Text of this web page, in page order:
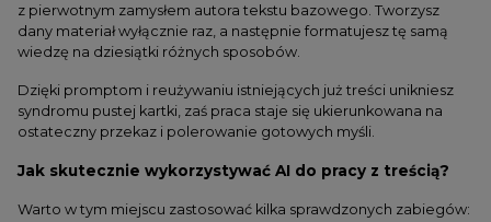
z pierwotnym zamysłem autora tekstu bazowego. Tworzysz
dany materiał wyłącznie raz, a następnie formatujesz tę samą
wiedzę na dziesiątki różnych sposobów.
Dzięki promptom i reużywaniu istniejących już treści unikniesz
syndromu pustej kartki, zaś praca staje się ukierunkowana na
ostateczny przekaz i polerowanie gotowych myśli.
Jak skutecznie wykorzystywać AI do pracy z treścią?
Warto w tym miejscu zastosować kilka sprawdzonych zabiegów: